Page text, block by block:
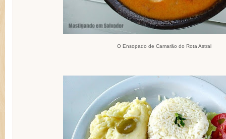
O Ensopado de Camarão do Rota Astral